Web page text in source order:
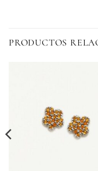
PRODUCTOS